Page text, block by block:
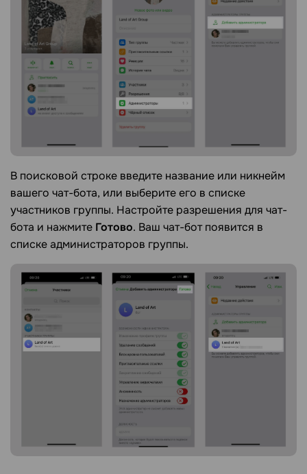
В поисковой строке введите название или никнейм
вашего чат-бота, или выберите его в списке
участников группы. Настройте разрешения для чат-
бота и нажмите Готово. Ваш чат-бот появится в
списке администраторов группы.